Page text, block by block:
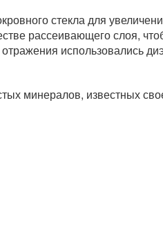
стекла для
рассеивающего слоя,
использовались
минералов, известных